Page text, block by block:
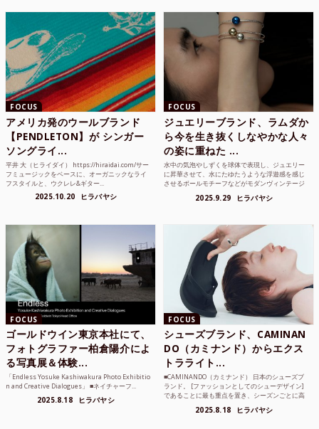
FOCUS
アメリカ発のウールブランド
【PENDLETON】が シンガー
ソングライ...
平井 大（ヒライダイ） https://hiraidai.com/サー
フミュージックをベースに、オーガニックなライ
フスタイルと、ウクレレ&ギター...
2025.10.20 ヒラバヤシ
FOCUS
ジュエリーブランド、ラムダか
ら今を生き抜くしなやかな人々
の姿に重ねた ...
水中の気泡やしずくを球体で表現し、ジュエリー
に昇華させて、水にたゆたうような浮遊感を感じ
させるボールモチーフなどがモダンヴィンテージ
2025.9.29 ヒラバヤシ
FOCUS
ゴールドウイン東京本社にて、
フォトグラファー柏倉陽介によ
る写真展＆体験...
「Endless Yosuke Kashiwakura Photo Exhibitio
n and Creative Dialogues」 ■ネイチャーフ...
2025.8.18 ヒラバヤシ
FOCUS
シューズブランド、CAMINAN
DO（カミナンド）からエクス
トラライト...
■CAMINANDO（カミナンド） 日本のシューズブ
ランド。 [ファッションとしてのシューデザイン]
であることに最も重点を置き、シーズンごとに高
2025.8.18 ヒラバヤシ